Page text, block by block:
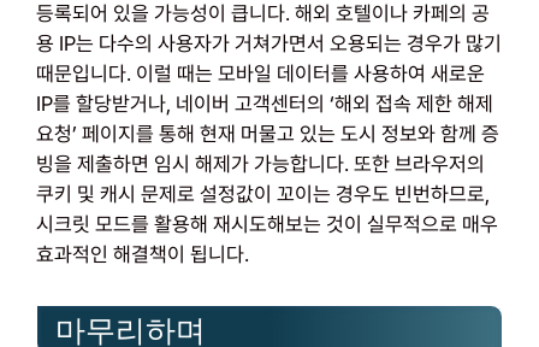
등록되어 있을 가능성이 큽니다. 해외 호텔이나 카페의 공
용 IP는 다수의 사용자가 거쳐가면서 오용되는 경우가 많기
때문입니다. 이럴 때는 모바일 데이터를 사용하여 새로운
IP를 할당받거나, 네이버 고객센터의 ‘해외 접속 제한 해제
요청’ 페이지를 통해 현재 머물고 있는 도시 정보와 함께 증
빙을 제출하면 임시 해제가 가능합니다. 또한 브라우저의
쿠키 및 캐시 문제로 설정값이 꼬이는 경우도 빈번하므로,
시크릿 모드를 활용해 재시도해보는 것이 실무적으로 매우
효과적인 해결책이 됩니다.
마무리하며